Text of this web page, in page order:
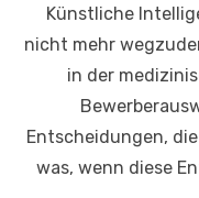
Künstliche
nicht mehr
in der
Entscheidungen,
was, wenn diese